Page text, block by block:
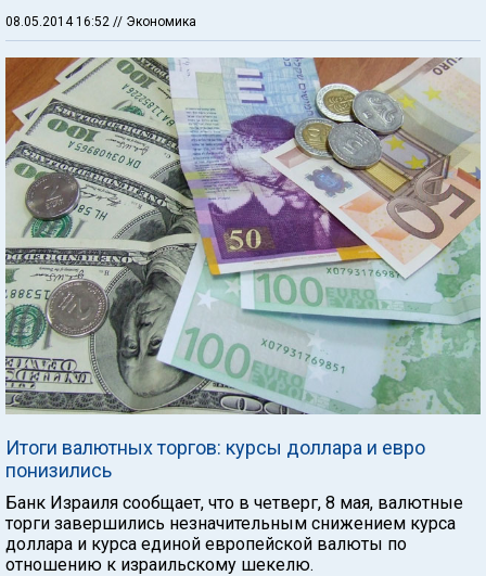
08.05.2014 16:52 // Экономика
Итоги валютных торгов: курсы доллара и евро
понизились
Банк Израиля сообщает, что в четверг, 8 мая, валютные
торги завершились незначительным снижением курса
доллара и курса единой европейской валюты по
отношению к израильскому шекелю.